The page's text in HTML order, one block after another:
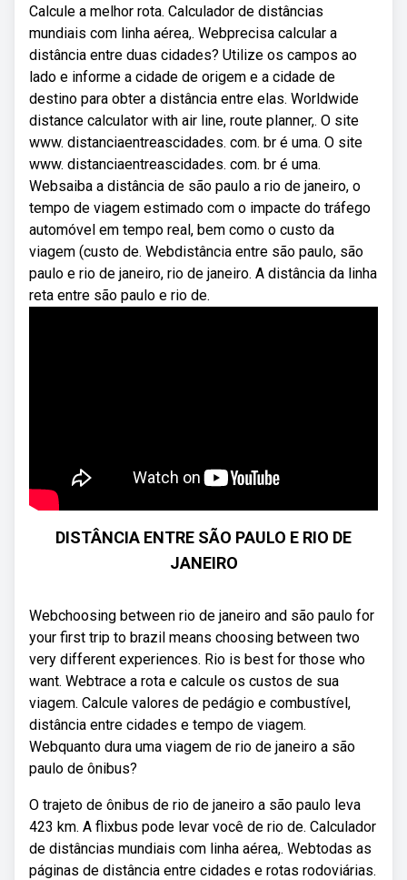
Calcule a melhor rota. Calculador de distâncias
mundiais com linha aérea,. Webprecisa calcular a
distância entre duas cidades? Utilize os campos ao
lado e informe a cidade de origem e a cidade de
destino para obter a distância entre elas. Worldwide
distance calculator with air line, route planner,. O site
www. distanciaentreascidades. com. br é uma. O site
www. distanciaentreascidades. com. br é uma.
Websaiba a distância de são paulo a rio de janeiro, o
tempo de viagem estimado com o impacte do tráfego
automóvel em tempo real, bem como o custo da
viagem (custo de. Webdistância entre são paulo, são
paulo e rio de janeiro, rio de janeiro. A distância da linha
reta entre são paulo e rio de.
DISTÂNCIA ENTRE SÃO PAULO E RIO DE
JANEIRO
Webchoosing between rio de janeiro and são paulo for
your first trip to brazil means choosing between two
very different experiences. Rio is best for those who
want. Webtrace a rota e calcule os custos de sua
viagem. Calcule valores de pedágio e combustível,
distância entre cidades e tempo de viagem.
Webquanto dura uma viagem de rio de janeiro a são
paulo de ônibus?
O trajeto de ônibus de rio de janeiro a são paulo leva
423 km. A flixbus pode levar você de rio de. Calculador
de distâncias mundiais com linha aérea,. Webtodas as
páginas de distância entre cidades e rotas rodoviárias.